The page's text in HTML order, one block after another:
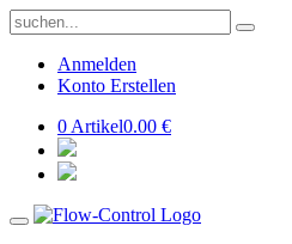
Anmelden
Konto Erstellen
0 Artikel0.00 €